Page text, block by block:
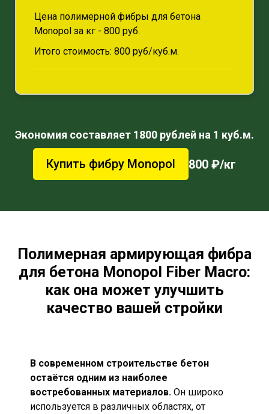
Цена полимерной фибры для бетона
Monopol за кг - 800 руб.
Итого стоимость: 800 руб/куб.м.
Экономия составляет 1800 рублей на 1 куб.м.
Купить фибру Monopol 800 ₽/кг
Полимерная армирующая фибра
для бетона Monopol Fiber Macro:
как она может улучшить
качество вашей стройки
В современном строительстве бетон
остаётся одним из наиболее
востребованных материалов. Он широко
используется в различных областях, от